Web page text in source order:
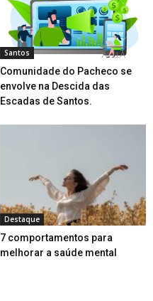
Santos
Comunidade do Pacheco se
envolve na Descida das
Escadas de Santos.
Destaque
7 comportamentos para
melhorar a saúde mental